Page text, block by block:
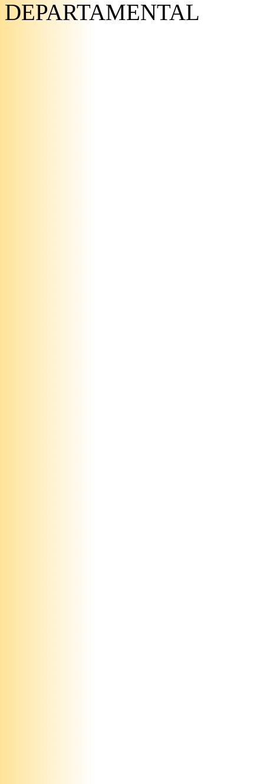
DEPARTAMENTAL